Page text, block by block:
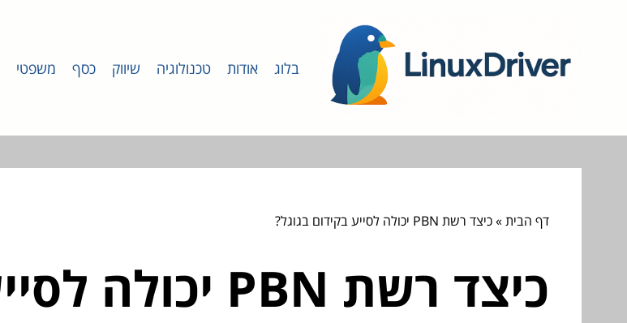
בלוג אודות טכנולוגיה שיווק כסף משפטי
דף הבית»כיצד רשת PBN יכולה לסייע בקידום בגוגל?
כיצד רשת PBN יכולה לסייע בקידום בגוגל?